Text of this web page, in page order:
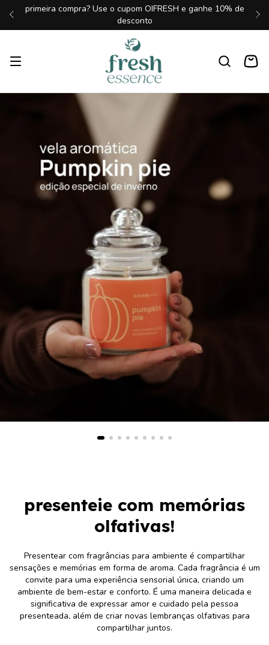
primeira compra? Use o cupom OIFRESH e ganhe 10% de
desconto
presenteie com memórias
olfativas!
Presentear com fragrâncias para ambiente é compartilhar
sensações e memórias em forma de aroma. Cada fragrância é um
convite para uma experiência sensorial única, criando um
ambiente de bem-estar e conforto. É uma maneira delicada e
significativa de expressar amor e cuidado pela pessoa
presenteada, além de criar novas lembranças olfativas para
compartilhar juntos.